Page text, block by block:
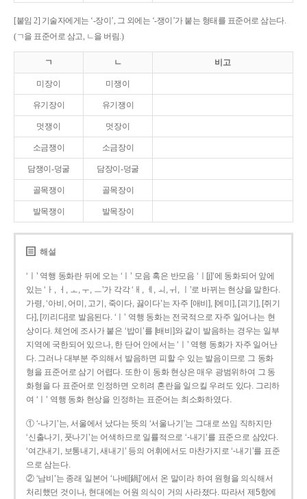
[붙임 2] 기술자에게는 ‘-장이’, 그 외에는 ‘-쟁이’가 붙는 형태를 표준어로 삼는다.
(ㄱ을 표준어로 삼고, ㄴ을 버림.)
ㄱ ㄴ 비고
미장이 미쟁이
유기장이 유기쟁이
멋쟁이 멋장이
소금쟁이 소금장이
담쟁이-덩굴 담장이-덩굴
골목쟁이 골목장이
발목쟁이 발목장이
해설
‘ㅣ’ 역행 동화란 뒤에 오는 ‘ㅣ’ 모음 혹은 반모음 ‘ㅣ[j]’에 동화되어 앞에
있는 ‘ㅏ, ㅓ, ㅗ, ㅜ, ㅡ’가 각각 ‘ㅐ, ㅔ, ㅚ, ㅟ, ㅣ’로 바뀌는 현상을 말한다.
가령, ‘아비, 어미, 고기, 죽이다, 끓이다’는 자주 [애비], [에미], [괴기], [쥐기
다], [끼리다]로 발음된다. ‘ㅣ’ 역행 동화는 전국적으로 자주 일어나는 현
상이다. 체언에 조사가 붙은 ‘밥이’를 [배비]와 같이 발음하는 경우는 일부
지역에 국한되어 있으나, 한 단어 안에서는 ‘ㅣ’ 역행 동화가 자주 일어난
다. 그러나 대부분 주의해서 발음하면 피할 수 있는 발음이므로 그 동화
형을 표준어로 삼기 어렵다. 또한 이 동화 현상은 매우 광범위하여 그 동
화형을 다 표준어로 인정하면 오히려 혼란을 일으킬 우려도 있다. 그리하
여 ‘ㅣ’ 역행 동화 현상을 인정하는 표준어는 최소화하였다.
① ‘-나기’는, 서울에서 났다는 뜻의 ‘서울나기’는 그대로 쓰임 직하지만
‘신출나기, 풋나기’는 어색하므로 일률적으로 ‘-내기’를 표준으로 삼았다.
‘여간내기, 보통내기, 새내기’ 등의 어휘에서도 마찬가지로 ‘-내기’를 표준
으로 삼는다.
② ‘남비’는 종래 일본어 ‘나베[鍋]’에서 온 말이라 하여 원형을 의식해서
처리했던 것이나, 현대에는 어원 의식이 거의 사라졌다. 따라서 제5항에